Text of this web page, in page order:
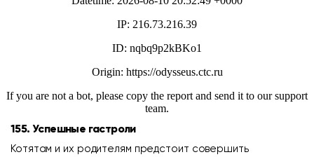
155. Успешные гастроли
Котятам и их родителям предстоит совершить